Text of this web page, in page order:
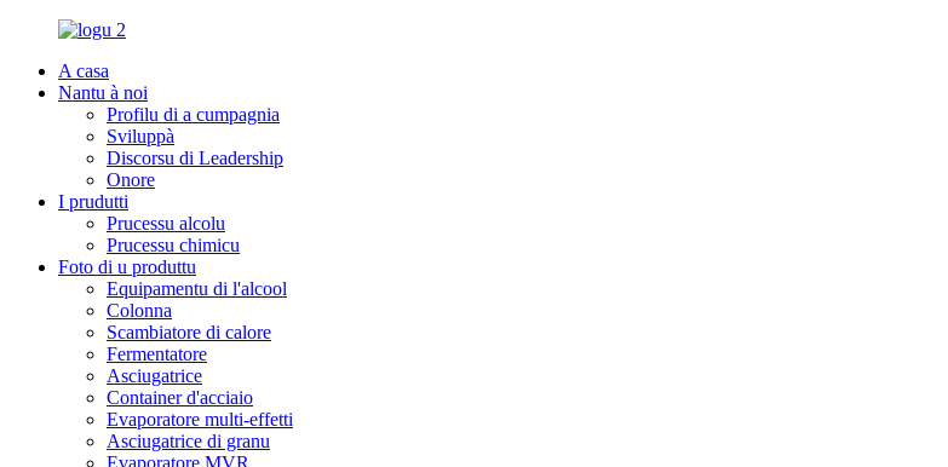
A casa
Nantu à noi
Profilu di a cumpagnia
Sviluppà
Discorsu di Leadership
Onore
I prudutti
Prucessu alcolu
Prucessu chimicu
Foto di u produttu
Equipamentu di l'alcool
Colonna
Scambiatore di calore
Fermentatore
Asciugatrice
Container d'acciaio
Evaporatore multi-effetti
Asciugatrice di granu
Evaporatore MVR